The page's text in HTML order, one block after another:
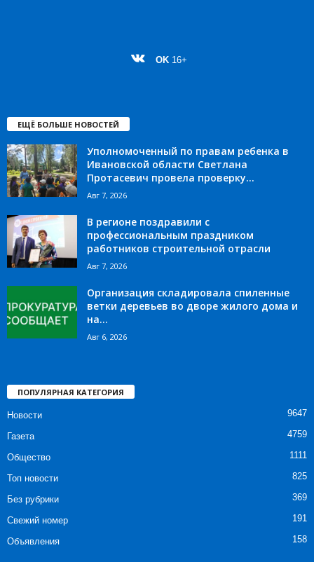
OK 16+
ЕЩЁ БОЛЬШЕ НОВОСТЕЙ
Уполномоченный по правам ребенка в
Ивановской области Светлана
Протасевич провела проверку...
Авг 7, 2026
В регионе поздравили с
профессиональным праздником
работников строительной отрасли
Авг 7, 2026
Организация складировала спиленные
ветки деревьев во дворе жилого дома и
на...
Авг 6, 2026
ПОПУЛЯРНАЯ КАТЕГОРИЯ
Новости 9647
Газета 4759
Общество 1111
Топ новости 825
Без рубрики 369
Свежий номер 191
Объявления 158